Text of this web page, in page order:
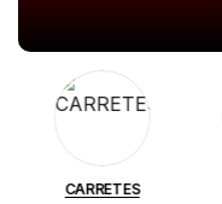
CARRETES